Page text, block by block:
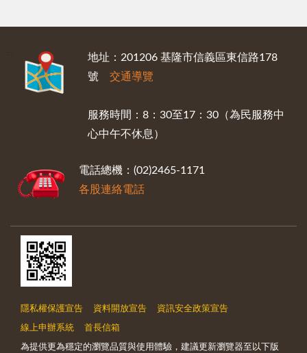
地址：201206 基隆市信義區東信路178
號 交通導覽
服務時間：8：30至17：30（為民服務中
心中午不休息）
電話總機：(02)2465-1171
各股連絡電話
隱私權保護宣告 資料開放宣告 資訊安全政策宣告
線上申辦系統 首長信箱
為提供更為穩定的瀏覽品質與使用體驗，建議更新瀏覽器至以下版